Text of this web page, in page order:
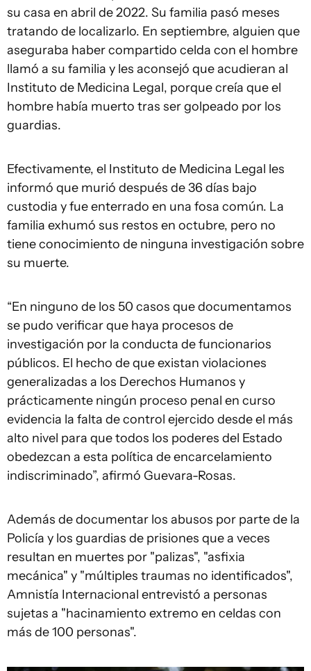
su casa en abril de 2022. Su familia pasó meses
tratando de localizarlo. En septiembre, alguien que
aseguraba haber compartido celda con el hombre
llamó a su familia y les aconsejó que acudieran al
Instituto de Medicina Legal, porque creía que el
hombre había muerto tras ser golpeado por los
guardias.
Efectivamente, el Instituto de Medicina Legal les
informó que murió después de 36 días bajo
custodia y fue enterrado en una fosa común. La
familia exhumó sus restos en octubre, pero no
tiene conocimiento de ninguna investigación sobre
su muerte.
“En ninguno de los 50 casos que documentamos
se pudo verificar que haya procesos de
investigación por la conducta de funcionarios
públicos. El hecho de que existan violaciones
generalizadas a los Derechos Humanos y
prácticamente ningún proceso penal en curso
evidencia la falta de control ejercido desde el más
alto nivel para que todos los poderes del Estado
obedezcan a esta política de encarcelamiento
indiscriminado”, afirmó Guevara-Rosas.
Además de documentar los abusos por parte de la
Policía y los guardias de prisiones que a veces
resultan en muertes por "palizas", "asfixia
mecánica" y "múltiples traumas no identificados",
Amnistía Internacional entrevistó a personas
sujetas a "hacinamiento extremo en celdas con
más de 100 personas".